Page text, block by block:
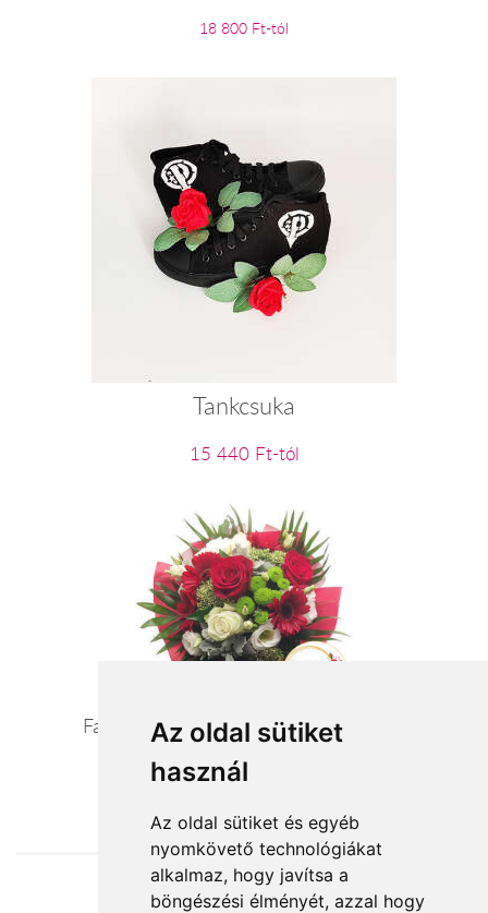
Az oldal sütiket
használ
Az oldal sütiket és egyéb
nyomkövető technológiákat
alkalmaz, hogy javítsa a
böngészési élményét, azzal hogy
18 800 Ft-tól
Tankcsuka
15 440 Ft-tól
Fantázia - vörös/pasztell szezoncsokor
24 400 Ft-tól